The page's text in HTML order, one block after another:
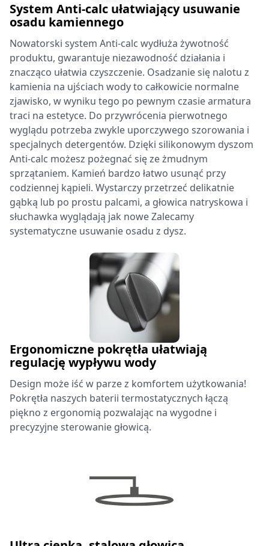
System Anti-calc ułatwiający usuwanie
osadu kamiennego
Nowatorski system Anti-calc wydłuża żywotność
produktu, gwarantuje niezawodność działania i
znacząco ułatwia czyszczenie. Osadzanie się nalotu z
kamienia na ujściach wody to całkowicie normalne
zjawisko, w wyniku tego po pewnym czasie armatura
traci na estetyce. Do przywrócenia pierwotnego
wyglądu potrzeba zwykle uporczywego szorowania i
specjalnych detergentów. Dzięki silikonowym dyszom
Anti-calc możesz pożegnać się ze żmudnym
sprzątaniem. Kamień bardzo łatwo usunąć przy
codziennej kąpieli. Wystarczy przetrzeć delikatnie
gąbką lub po prostu palcami, a głowica natryskowa i
słuchawka wyglądają jak nowe Zalecamy
systematyczne usuwanie osadu z dysz.
Ergonomiczne pokrętła ułatwiają
regulację wypływu wody
Design może iść w parze z komfortem użytkowania!
Pokrętła naszych baterii termostatycznych łączą
piękno z ergonomią pozwalając na wygodne i
precyzyjne sterowanie głowicą.